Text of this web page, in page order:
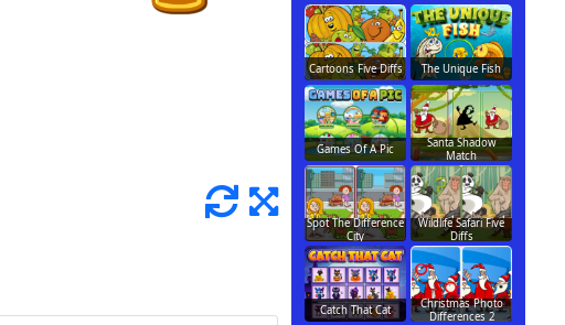
Cartoons Five Diffs The Unique Fish
Games Of A Pic
Santa Shadow
Match
Spot The Difference
City
Wildlife Safari Five
Diffs
Catch That Cat
Christmas Photo
Differences 2